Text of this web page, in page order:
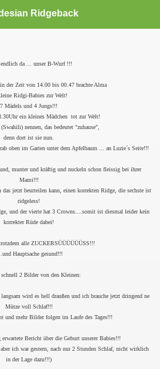
Ridgeback
da ... unser B-Wurf !!!
der Zeit von 14.00 bis 00.47 brachte Alma
Ridgi-Babies zur Welt!
7 Mädels und 4 Jungs!!!
ein kleines Mädchen tot zur Welt!
nennen, das bedeutet "zuhause",
denn dort ist sie nun.
oben im Garten unter dem Apfelbaum ... an Luzie´s Seite!!!
munter und kräftig und nuckeln schon fleissig bei ihrer
Mami!!!
jetzt beurteilen kann, einen korrekten Ridge, die sechste ist
ridgeless!
und der vierte hat 3 Crowns....somit ist diesmal leider kein
korrekter Rüde dabei!
alle ZUCKERSÜÜÜÜÜÜSS!!!
Hauptsache gesund!!!
schnell 2 Bilder von den Kleinen:
wird es hell draußen und ich brauche jetzt dringend ne
Mütze voll Schlaf!!!
und mehr Bilder folgen im Laufe des Tages!!!
Bericht über die Geburt unserer Babies!!!
ich war gestern, nach nur 2 Stunden Schlaf, nicht wirklich
in der Lage dazu!!!)